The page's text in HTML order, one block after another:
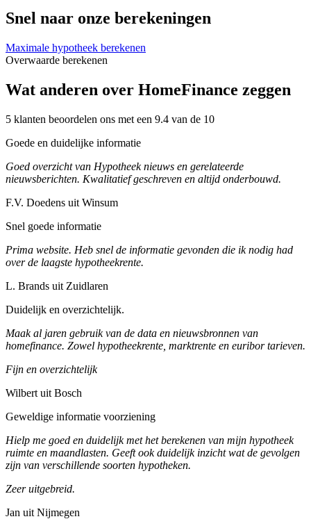
Snel naar onze berekeningen
Maximale hypotheek berekenen
Overwaarde berekenen
Wat anderen over HomeFinance zeggen
5 klanten beoordelen ons met een 9.4 van de 10
Goede en duidelijke informatie
Goed overzicht van Hypotheek nieuws en gerelateerde
nieuwsberichten. Kwalitatief geschreven en altijd onderbouwd.
F.V. Doedens uit Winsum
Snel goede informatie
Prima website. Heb snel de informatie gevonden die ik nodig had
over de laagste hypotheekrente.
L. Brands uit Zuidlaren
Duidelijk en overzichtelijk.
Maak al jaren gebruik van de data en nieuwsbronnen van
homefinance. Zowel hypotheekrente, marktrente en euribor tarieven.
Fijn en overzichtelijk
Wilbert uit Bosch
Geweldige informatie voorziening
Hielp me goed en duidelijk met het berekenen van mijn hypotheek
ruimte en maandlasten. Geeft ook duidelijk inzicht wat de gevolgen
zijn van verschillende soorten hypotheken.
Zeer uitgebreid.
Jan uit Nijmegen